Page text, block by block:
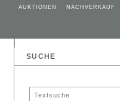
AUKTIONEN NACHVERKAUF
SUCHE